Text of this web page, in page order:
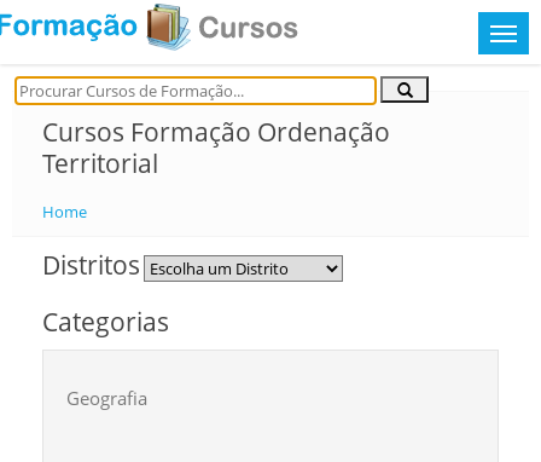
Cursos Formação Ordenação
Territorial
Home
Distritos
Categorias
Geografia